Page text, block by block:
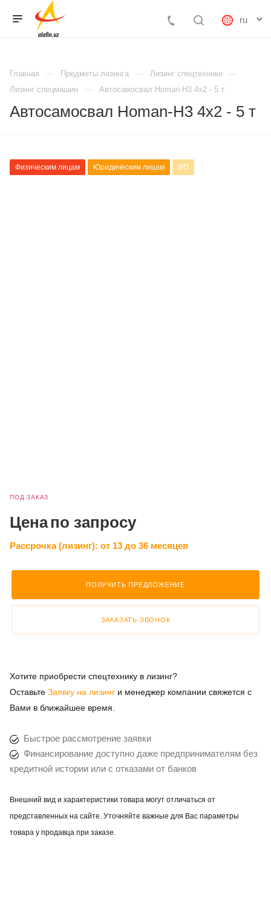
Главная Предметы лизинга
Лизинг спецтехники
Лизинг спецмашин
Автосамосвал Homan-H3 4x2 - 5 т
Автосамосвал Homan-H3 4x2 - 5 т
ПОД ЗАКАЗ
Ценапо запросу
Рассрочка (лизинг): от 13 до 36 месяцев
ПОЛУЧИТЬ ПРЕДЛОЖЕНИЕ
ЗАКАЗАТЬ ЗВОНОК
Хотите приобрести спецтехнику в лизинг?
Оставьте Заявку на лизинг и менеджер компании свяжется с
Вами в ближайшее время.
Быстрое рассмотрение заявки
Финансирование доступно даже предпринимателям без
кредитной истории или с отказами от банков
Внешний вид и характеристики товара могут отличаться от
представленных на сайте. Уточняйте важные для Вас параметры
товара у продавца при заказе.
Физическим лицам Юридическим лицам ИП